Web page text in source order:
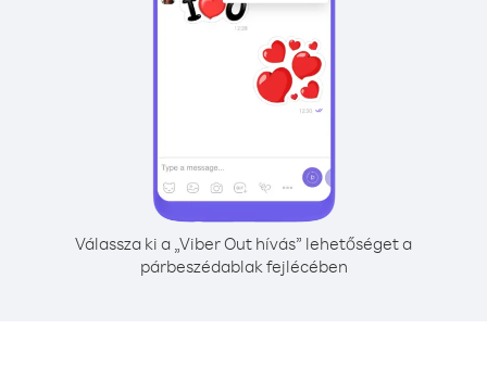
Válassza ki a „Viber Out hívás” lehetőséget a
párbeszédablak fejlécében